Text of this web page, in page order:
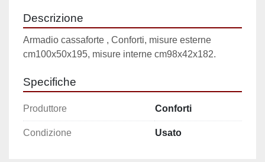
Descrizione
Armadio cassaforte , Conforti, misure esterne
cm100x50x195, misure interne cm98x42x182.
Specifiche
Produttore Conforti
Condizione Usato